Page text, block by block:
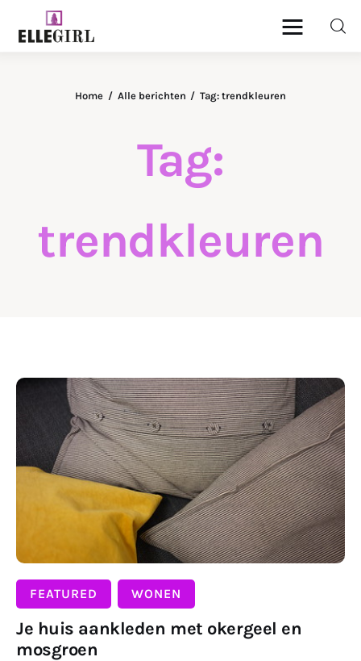
Tag:
trendkleuren
Home Alle berichten Tag: trendkleuren
Ellegirl
Gezondheid
Wonen
Zakelijk
FEATURED WONEN
Je huis aankleden met okergeel en
mosgroen
DELEN